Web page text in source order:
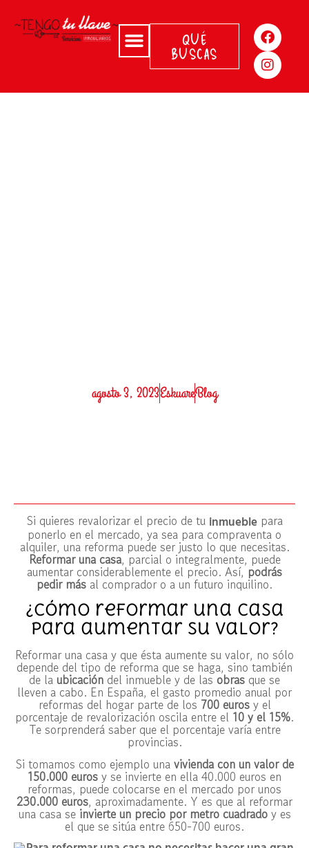
QUÉ
BUSCAS
agosto 3, 2023EskuareBlog
Si quieres revalorizar el precio de tu inmueblepara
ponerlo en el mercado, ya sea para compraventa o
alquiler, una reforma puede ser justo lo que necesitas.
Reformar una casa, parcial o integralmente, puede
aumentar considerablemente el precio. Así, podrás
pedir más al comprador o a un futuro inquilino.
¿Cómo reformar una casa
para aumentar su valor?
Reformar una casa y que ésta aumente su valor, no sólo
depende del tipo de reforma que se haga, sino también
de la ubicación del inmueble y de las obras que se
lleven a cabo. En España, el gasto promedio anual por
reformas del hogar parte de los 700 eurosy el
porcentaje de revalorización oscila entre el 10 y el 15%.
Te sorprenderá saber que el porcentaje varía entre
provincias.
Si tomamos como ejemplo una vivienda con un valor de
150.000 euros y se invierte en ella 40.000 euros en
reformas, puede colocarse en el mercado por unos
230.000 euros, aproximadamente. Y es que al reformar
una casa se invierte un precio por metro cuadradoy es
el que se sitúa entre 650-700 euros.